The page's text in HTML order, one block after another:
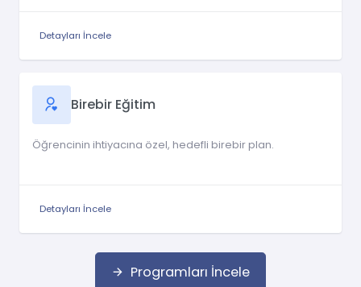
Detayları İncele
Birebir Eğitim
Öğrencinin ihtiyacına özel, hedefli birebir plan.
Detayları İncele
Programları İncele